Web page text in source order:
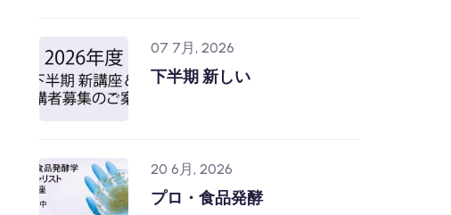
07 7月, 2026
下半期 新しい
20 6月, 2026
プロ・食品発酵